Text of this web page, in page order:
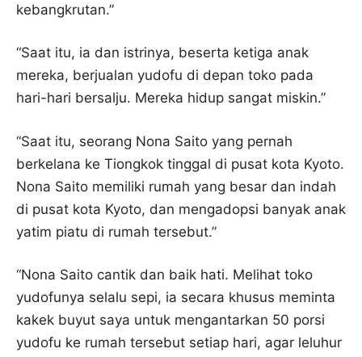
kebangkrutan.”
“Saat itu, ia dan istrinya, beserta ketiga anak
mereka, berjualan yudofu di depan toko pada
hari-hari bersalju. Mereka hidup sangat miskin.”
“Saat itu, seorang Nona Saito yang pernah
berkelana ke Tiongkok tinggal di pusat kota Kyoto.
Nona Saito memiliki rumah yang besar dan indah
di pusat kota Kyoto, dan mengadopsi banyak anak
yatim piatu di rumah tersebut.”
“Nona Saito cantik dan baik hati. Melihat toko
yudofunya selalu sepi, ia secara khusus meminta
kakek buyut saya untuk mengantarkan 50 porsi
yudofu ke rumah tersebut setiap hari, agar leluhur